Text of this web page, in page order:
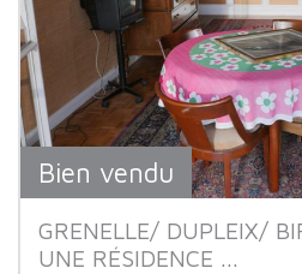
Bien vendu
GRENELLE/ DUPLEIX/
UNE RÉSIDENCE ...